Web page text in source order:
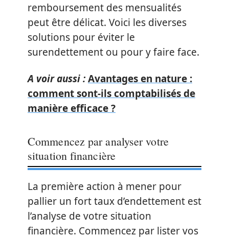
remboursement des mensualités
peut être délicat. Voici les diverses
solutions pour éviter le
surendettement ou pour y faire face.
A voir aussi :Avantages en nature :
comment sont-ils comptabilisés de
manière efficace ?
Commencez par analyser votre
situation financière
La première action à mener pour
pallier un fort taux d’endettement est
l’analyse de votre situation
financière. Commencez par lister vos